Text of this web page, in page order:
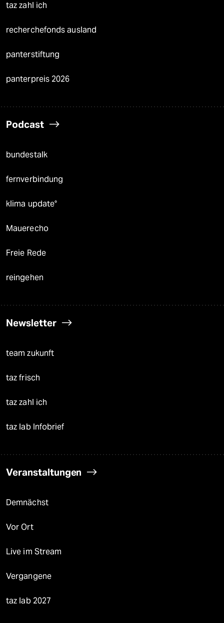
taz zahl ich
recherchefonds ausland
panterstiftung
panterpreis 2026
Podcast
bundestalk
fernverbindung
klima update°
Mauerecho
Freie Rede
reingehen
Newsletter
team zukunft
taz frisch
taz zahl ich
taz lab Infobrief
Veranstaltungen
Demnächst
Vor Ort
Live im Stream
Vergangene
taz lab 2027